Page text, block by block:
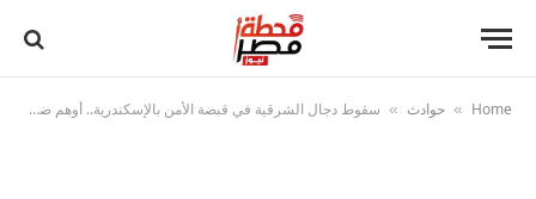
Home
» حوادث » سقوط دجال الشرقية في قبضة الأمن بالإسكندرية.. أوهم ضحاياه بالعلاج الروحاني واستولى على أموالهم